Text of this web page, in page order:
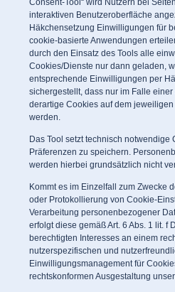
Consent-Tool“ wird Nutzern bei
interaktiven Benutzeroberfläche
Häkchensetzung Einwilligungen für
cookie-basierte Anwendungen
durch den Einsatz des Tools alle
Cookies/Dienste nur dann geladen,
entsprechende Einwilligungen per
sichergestellt, dass nur im Falle
derartige Cookies auf dem
werden.
Das Tool setzt technisch notwendige
Präferenzen zu speichern.
werden hierbei grundsätzlich nicht
Kommt es im Einzelfall zum Zwecke
oder Protokollierung von Cookie-
Verarbeitung personenbezogener
erfolgt diese gemäß Art. 6 Abs. 1 lit. f
berechtigten Interesses an einem
nutzerspezifischen und
Einwilligungsmanagement für
rechtskonformen Ausgestaltung